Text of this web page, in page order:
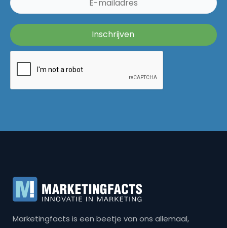
Marketingfacts is een beetje van ons allemaal,